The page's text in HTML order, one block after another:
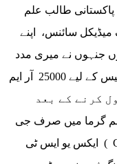
طالب علم
سائنس، اپنے
جنہوں نے میری مدد
کی۔ محمود نے یہ ریمارکس اپنی ٹیوشن فیس کے لیے 25000 آر ایم
وصول کرنے کے بعد
موسم گرما میں صرف جی
ایکس یو ایس ٹی ( GXUST )سے فارغ التحصیل ہوئے اور اپنی